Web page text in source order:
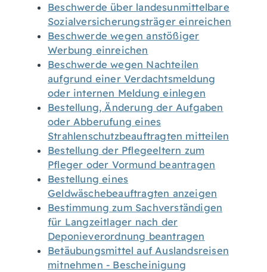
Beschwerde über landesunmittelbare
Sozialversicherungsträger einreichen
Beschwerde wegen anstößiger
Werbung einreichen
Beschwerde wegen Nachteilen
aufgrund einer Verdachtsmeldung
oder internen Meldung einlegen
Bestellung, Änderung der Aufgaben
oder Abberufung eines
Strahlenschutzbeauftragten mitteilen
Bestellung der Pflegeeltern zum
Pfleger oder Vormund beantragen
Bestellung eines
Geldwäschebeauftragten anzeigen
Bestimmung zum Sachverständigen
für Langzeitlager nach der
Deponieverordnung beantragen
Betäubungsmittel auf Auslandsreisen
mitnehmen - Bescheinigung